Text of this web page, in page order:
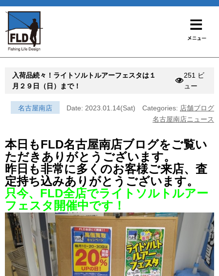
入荷品続々！ライトソルトルアーフェスタは１
月２９日（日）まで！
251 ビ
ュー
名古屋南店 Date: 2023.01.14(Sat) Categories: 店舗ブログ
名古屋南店ニュース
本日もFLD名古屋南店ブログをご覧い
ただきありがとうございます。
昨日も非常に多くのお客様ご来店、査
定持ち込みありがとうございます。
只今、FLD全店でライトソルトルアー
フェスタ開催中です！